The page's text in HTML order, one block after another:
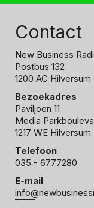
Contact
New Business
Postbus 132
1200 AC Hilversum
Bezoekadres
Paviljoen 11
Media
1217 WE Hilversum
Telefoon
035 - 6777280
E-mail